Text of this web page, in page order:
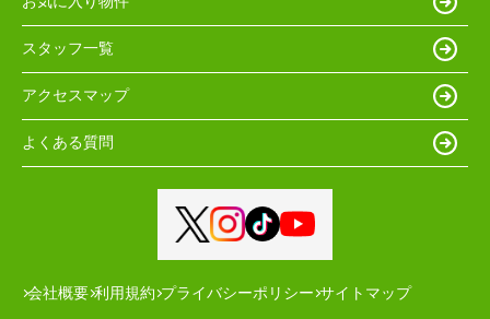
スタッフ一覧
アクセスマップ
よくある質問
会社概要 利用規約 プライバシーポリシー サイトマップ